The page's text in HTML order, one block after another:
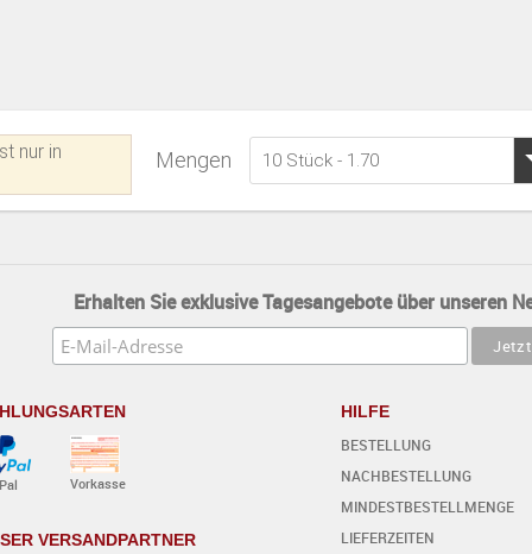
nur in
Mengen 10 Stück - 1.70
Erhalten Sie exklusive Tagesangebote über unseren
Vorkasse
VERSANDPARTNER
HILFE
BESTELLUNG
NACHBESTELLUNG
MINDESTBESTELLMENGE
LIEFERZEITEN